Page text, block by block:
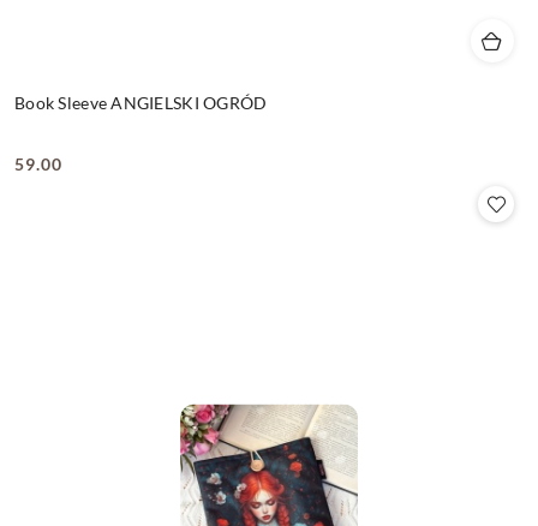
Book Sleeve ANGIELSKI OGRÓD
Cena:
59.00